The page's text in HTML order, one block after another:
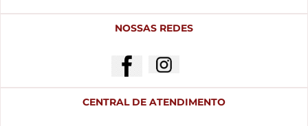
NOSSAS REDES
CENTRAL DE ATENDIMENTO